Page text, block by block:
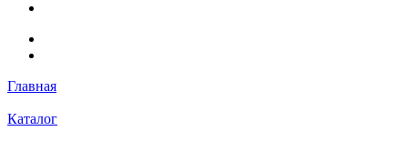
Главная
Каталог